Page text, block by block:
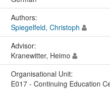
Authors:
Spiegelfeld, Christoph
Advisor:
Kranewitter, Heimo
Organisational Unit:
E017 - Continuing Education